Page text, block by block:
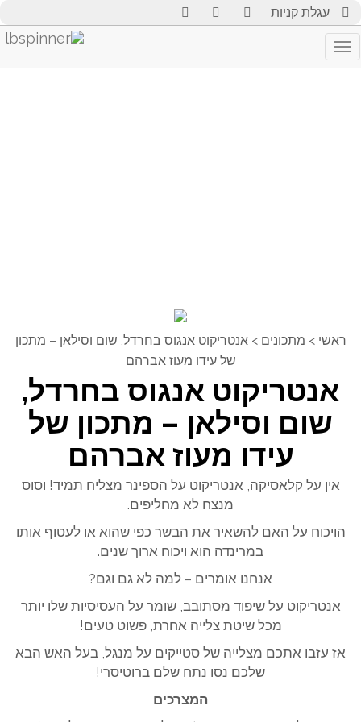
עגלת קניות
Toggle
ראשי > מתכונים >אנטריקוט אנגוס בחרדל, שום וסילאן – מתכון
של עידו מעוז אברהם
אנטריקוט אנגוס בחרדל,
שום וסילאן – מתכון של
עידו מעוז אברהם
אין על קלאסיקה, אנטריקוט על הספינר מצליח תמיד! וסוס
מנצח לא מחליפים.
הויכוח על האם להשאיר את הבשר כפי שהוא או לעטוף אותו
במרינדה הוא ויכוח ארוך שנים.
אנחנו אומרים – למה לא גם וגם?
אנטריקוט על שיפוד מסתובב, שומר על העסיסיות שלו יותר
מכל שיטת צלייה אחרת, פשוט טעים!
אז עזבו אתכם מצלייה של סטייקים על מנגל, בעל האש הבא
שלכם נסו נתח שלם ברוטיסרי!
המצרכים